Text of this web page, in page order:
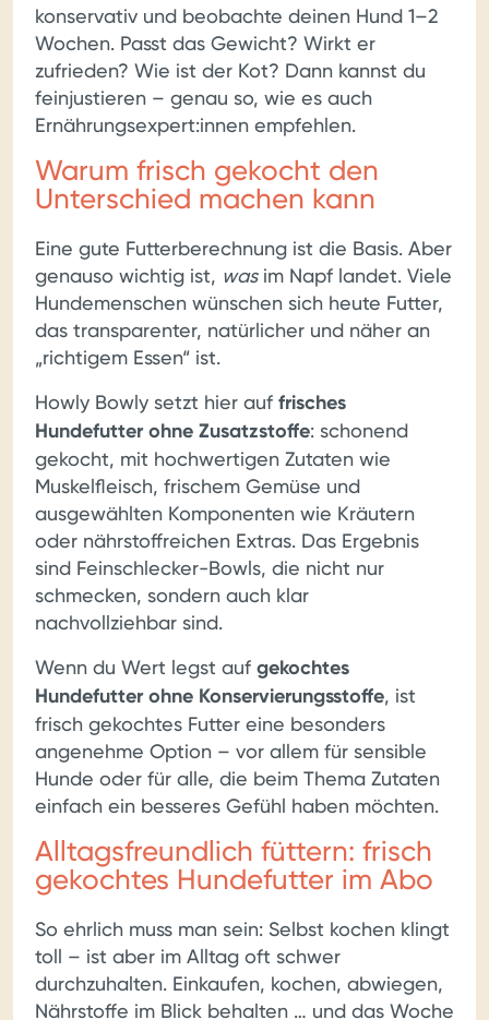
konservativ und beobachte deinen Hund 1–2
Wochen. Passt das Gewicht? Wirkt er
zufrieden? Wie ist der Kot? Dann kannst du
feinjustieren – genau so, wie es auch
Ernährungsexpert:innen empfehlen.
Warum frisch gekocht den
Unterschied machen kann
Eine gute Futterberechnung ist die Basis. Aber
genauso wichtig ist, wasim Napf landet. Viele
Hundemenschen wünschen sich heute Futter,
das transparenter, natürlicher und näher an
„richtigem Essen“ ist.
Howly Bowly setzt hier auf frisches
Hundefutter ohne Zusatzstoffe: schonend
gekocht, mit hochwertigen Zutaten wie
Muskelfleisch, frischem Gemüse und
ausgewählten Komponenten wie Kräutern
oder nährstoffreichen Extras. Das Ergebnis
sind Feinschlecker-Bowls, die nicht nur
schmecken, sondern auch klar
nachvollziehbar sind.
Wenn du Wert legst auf gekochtes
Hundefutter ohne Konservierungsstoffe, ist
frisch gekochtes Futter eine besonders
angenehme Option – vor allem für sensible
Hunde oder für alle, die beim Thema Zutaten
einfach ein besseres Gefühl haben möchten.
Alltagsfreundlich füttern: frisch
gekochtes Hundefutter im Abo
So ehrlich muss man sein: Selbst kochen klingt
toll – ist aber im Alltag oft schwer
durchzuhalten. Einkaufen, kochen, abwiegen,
Nährstoffe im Blick behalten … und das Woche